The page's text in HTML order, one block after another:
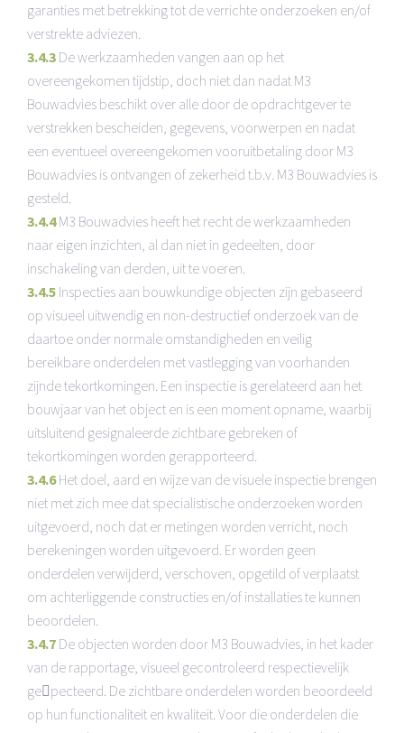
garanties met betrekking tot de verrichte onderzoeken en/of
verstrekte adviezen.
3.4.3 De werkzaamheden vangen aan op het
overeengekomen tijdstip, doch niet dan nadat M3
Bouwadvies beschikt over alle door de opdrachtgever te
verstrekken bescheiden, gegevens, voorwerpen en nadat
een eventueel overeengekomen vooruitbetaling door M3
Bouwadvies is ontvangen of zekerheid t.b.v. M3 Bouwadvies is
gesteld.
3.4.4M3 Bouwadvies heeft het recht de werkzaamheden
naar eigen inzichten, al dan niet in gedeelten, door
inschakeling van derden, uit te voeren.
3.4.5 Inspecties aan bouwkundige objecten zijn gebaseerd
op visueel uitwendig en non-destructief onderzoek van de
daartoe onder normale omstandigheden en veilig
bereikbare onderdelen met vastlegging van voorhanden
zijnde tekortkomingen. Een inspectie is gerelateerd aan het
bouwjaar van het object en is een moment opname, waarbij
uitsluitend gesignaleerde zichtbare gebreken of
tekortkomingen worden gerapporteerd.
3.4.6Het doel, aard en wijze van de visuele inspectie brengen
niet met zich mee dat specialistische onderzoeken worden
uitgevoerd, noch dat er metingen worden verricht, noch
berekeningen worden uitgevoerd. Er worden geen
onderdelen verwijderd, verschoven, opgetild of verplaatst
om achterliggende constructies en/of installaties te kunnen
beoordelen.
3.4.7 De objecten worden door M3 Bouwadvies, in het kader
van de rapportage, visueel gecontroleerd respectievelijk
gepecteerd. De zichtbare onderdelen worden beoordeeld
op hun functionaliteit en kwaliteit. Voor die onderdelen die